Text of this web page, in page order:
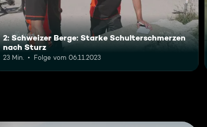
2: Schweizer Berge: Starke Schulterschmerzen
nach Sturz
23 Min. Folge vom 06.11.2023